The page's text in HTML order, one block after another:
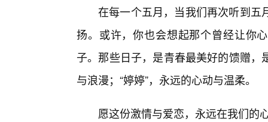
在每一个五月，当我们再次听到五
扬。或许，你也会想起那个曾经让你
子。那些日子，是青春最美好的馈赠
与浪漫；“婷婷”，永远的心动与温柔。
愿这份激情与爱恋，永远在我们的